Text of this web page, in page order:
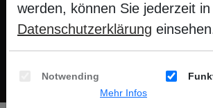
Ruhige und meditative
werden, können Sie jederzeit
Datenschutzerklärung
Notwending
Mehr Infos